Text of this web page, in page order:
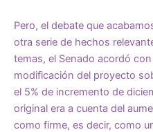
Pero, el debate que
otra serie de hechos
temas, el Senado acordó
modificación del proyecto
el 5% de incremento de
original era a cuenta del
como firme, es decir, como